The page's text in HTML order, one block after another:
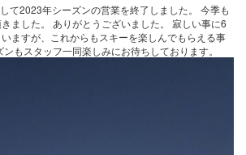
て2023年シーズンの営業を終了しました。
今季も
ました。
ありがとうございました。
寂しい事に6
ますが、これからもスキーを楽しんでもらえる事
ンもスタッフ一同楽しみにお待ちしております。